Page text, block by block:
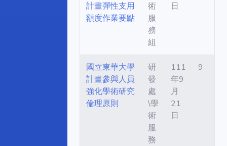
計畫彈性支用
額度作業要點
術
服
務
組
日
國立東華大學
計畫參與人員
強化學術研究
倫理原則
研
發
處
\學
術
服
務
111
年9
月
21
日
9